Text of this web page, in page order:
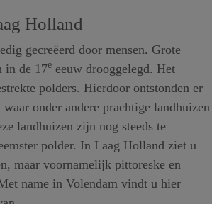
Holland
gecreëerd door mensen. Grote
in de 17e eeuw drooggelegd. Het
polders. Hierdoor ontstonden er
onder andere prachtige landhuizen
landhuizen zijn nog steeds te
polder. In Laag Holland ziet u
maar voornamelijk pittoreske en
name in Volendam vindt u hier